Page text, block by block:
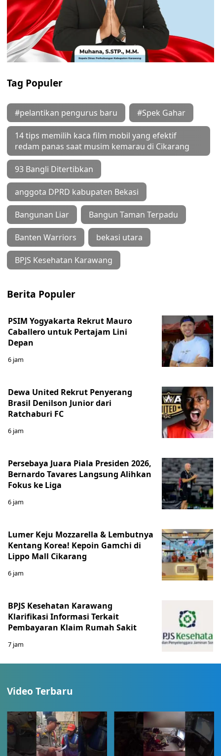
Tag Populer
#pelantikan pengurus baru #Spek Gahar
14 tips memilih kaca film mobil yang efektif
redam panas saat musim kemarau di Cikarang
93 Bangli Ditertibkan
anggota DPRD kabupaten Bekasi
Bangunan Liar Bangun Taman Terpadu
Banten Warriors bekasi utara
BPJS Kesehatan Karawang
Berita Populer
PSIM Yogyakarta Rekrut Mauro
Caballero untuk Pertajam Lini
Depan
6 jam
Dewa United Rekrut Penyerang
Brasil Denilson Junior dari
Ratchaburi FC
6 jam
Persebaya Juara Piala Presiden 2026,
Bernardo Tavares Langsung Alihkan
Fokus ke Liga
6 jam
Lumer Keju Mozzarella & Lembutnya
Kentang Korea! Kepoin Gamchi di
Lippo Mall Cikarang
6 jam
BPJS Kesehatan Karawang
Klarifikasi Informasi Terkait
Pembayaran Klaim Rumah Sakit
7 jam
Video Terbaru